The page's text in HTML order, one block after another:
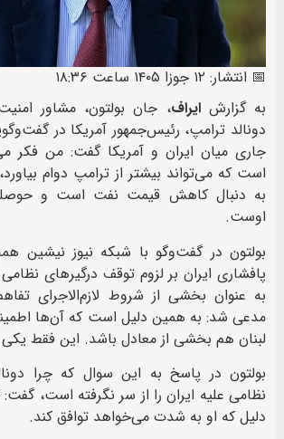
📅 انتشار: ۱۲ جوزا ۱۴۰۵ ساعت ۱۸:۳۶
به گزارش ایراف، جان بولتون، مشاور
دونالد ترامپ، رئیس‌جمهور آمریکا در
جاری میان ایران و آمریکا گفت: من فکر
است که می‌تواند بیشتر از ترامپ دوام
به دنبال کاهش قیمت نفت است و
اوست.
بولتون در گفت‌وگو با شبکه نیوز نیشین
پافشاری ایران بر لزوم توقف درگیرهای
به عنوان بخشی از شروط لازم‌الاجرای
مدعی شد: به همین دلیل است که آن‌ها
لبنان هم بخشی از معادل باشد. این فقط یکی
بولتون در پاسخ به این سوال که چرا
نظامی علیه ایران را از سر نگرفته است،
دلیل که او به شدت می‌خواهد توافق کند.